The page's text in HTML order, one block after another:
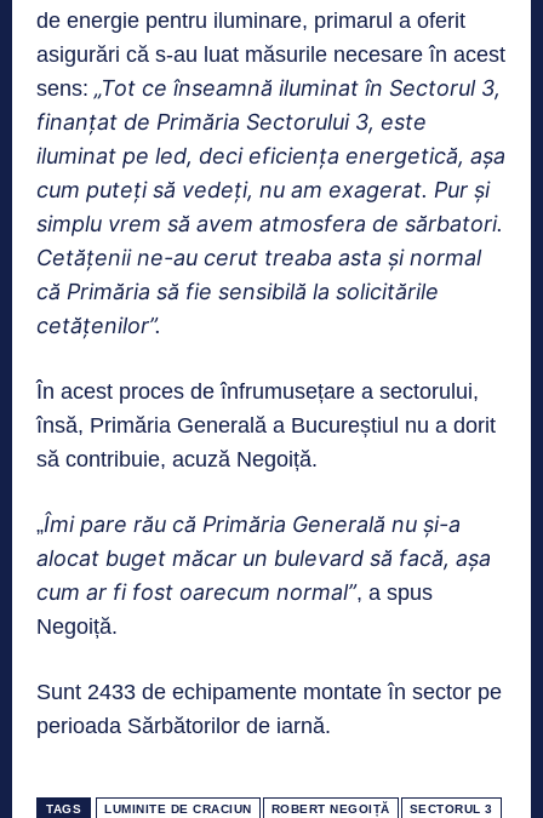
de energie pentru iluminare, primarul a oferit
asigurări că s-au luat măsurile necesare în acest
sens: „Tot ce înseamnă iluminat în Sectorul 3,
finanțat de Primăria Sectorului 3, este
iluminat pe led, deci eficiența energetică, așa
cum puteți să vedeți, nu am exagerat. Pur și
simplu vrem să avem atmosfera de sărbatori.
Cetățenii ne-au cerut treaba asta și normal
că Primăria să fie sensibilă la solicitările
cetățenilor”.
În acest proces de înfrumusețare a sectorului,
însă, Primăria Generală a Bucureștiul nu a dorit
să contribuie, acuză Negoiță.
„Îmi pare rău că Primăria Generală nu și-a
alocat buget măcar un bulevard să facă, așa
cum ar fi fost oarecum normal”, a spus
Negoiță.
Sunt 2433 de echipamente montate în sector pe
perioada Sărbătorilor de iarnă.
TAGS LUMINITE DE CRACIUN ROBERT NEGOIȚĂ SECTORUL 3